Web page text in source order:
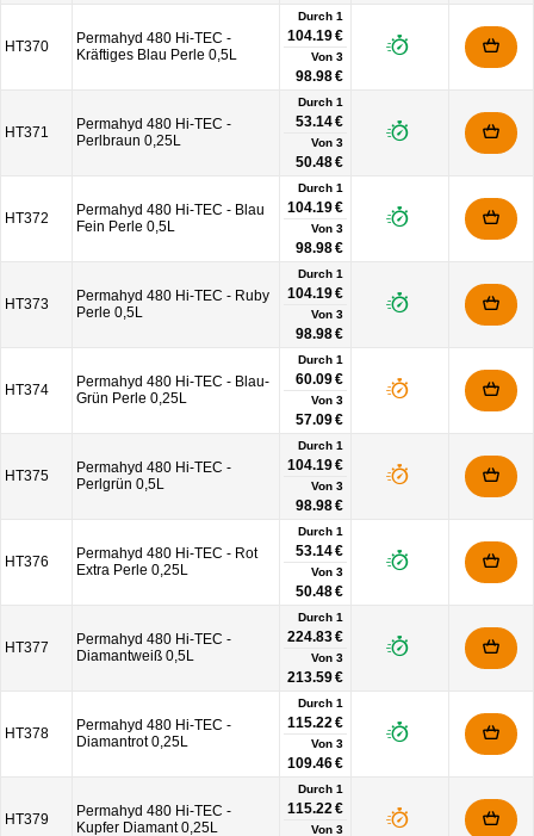
HT370
Permahyd 480 Hi-TEC -
Kräftiges Blau Perle 0,5L
Durch 1
104.19 €
Von 3
98.98 €
HT371
Permahyd 480 Hi-TEC -
Perlbraun 0,25L
Durch 1
53.14 €
Von 3
50.48 €
HT372
Permahyd 480 Hi-TEC - Blau
Fein Perle 0,5L
Durch 1
104.19 €
Von 3
98.98 €
HT373
Permahyd 480 Hi-TEC - Ruby
Perle 0,5L
Durch 1
104.19 €
Von 3
98.98 €
HT374
Permahyd 480 Hi-TEC - Blau-
Grün Perle 0,25L
Durch 1
60.09 €
Von 3
57.09 €
HT375
Permahyd 480 Hi-TEC -
Perlgrün 0,5L
Durch 1
104.19 €
Von 3
98.98 €
HT376
Permahyd 480 Hi-TEC - Rot
Extra Perle 0,25L
Durch 1
53.14 €
Von 3
50.48 €
HT377
Permahyd 480 Hi-TEC -
Diamantweiß 0,5L
Durch 1
224.83 €
Von 3
213.59 €
HT378
Permahyd 480 Hi-TEC -
Diamantrot 0,25L
Durch 1
115.22 €
Von 3
109.46 €
HT379
Permahyd 480 Hi-TEC -
Kupfer Diamant 0,25L
Durch 1
115.22 €
Von 3